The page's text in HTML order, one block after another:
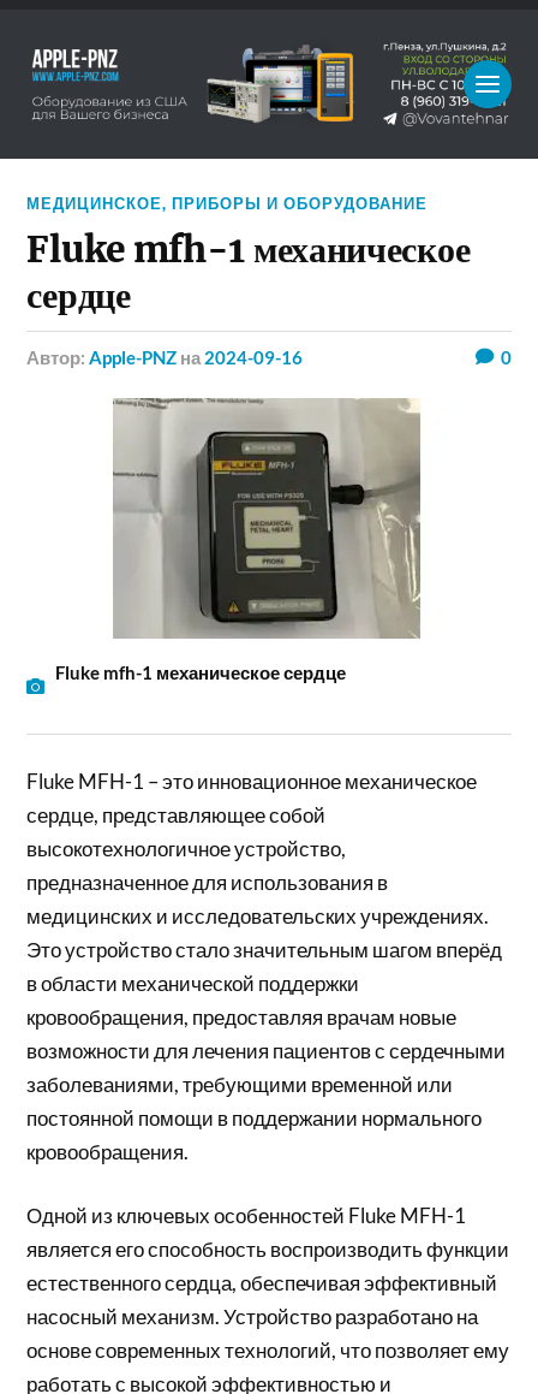
МЕДИЦИНСКОЕ,ПРИБОРЫ И ОБОРУДОВАНИЕ
Fluke mfh-1 механическое
сердце
Автор:Apple-PNZ на 2024-09-16 0
Fluke mfh-1 механическое сердце
Fluke MFH-1 – это инновационное механическое
сердце, представляющее собой
высокотехнологичное устройство,
предназначенное для использования в
медицинских и исследовательских учреждениях.
Это устройство стало значительным шагом вперёд
в области механической поддержки
кровообращения, предоставляя врачам новые
возможности для лечения пациентов с сердечными
заболеваниями, требующими временной или
постоянной помощи в поддержании нормального
кровообращения.
Одной из ключевых особенностей Fluke MFH-1
является его способность воспроизводить функции
естественного сердца, обеспечивая эффективный
насосный механизм. Устройство разработано на
основе современных технологий, что позволяет ему
работать с высокой эффективностью и